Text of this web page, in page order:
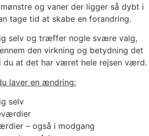
og vaner der ligger så dybt i
tage tid at skabe en forandring.
selv og træffer nogle svære valg,
den virkning og betydning det
du at det har været hele rejsen værd.
laver en ændring:
selv
– også i modgang